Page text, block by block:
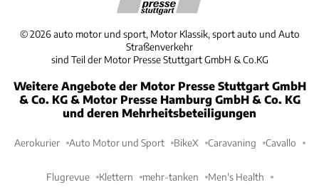
©2026 auto motor und sport, Motor Klassik, sport auto und Auto
Straßenverkehr
sind Teil der Motor Presse Stuttgart GmbH & Co.KG
Weitere Angebote der Motor Presse Stuttgart GmbH
& Co. KG & Motor Presse Hamburg GmbH & Co. KG
und deren Mehrheitsbeteiligungen
Aerokurier Auto Motor und Sport BikeX Caravaning Cavallo
Flugrevue Klettern mehr-tanken Men's Health